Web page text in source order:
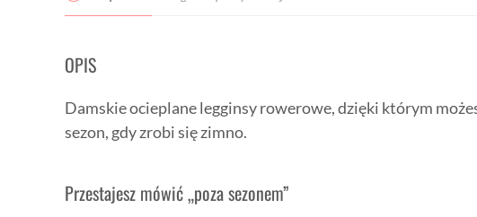
OPIS
Damskie ocieplane legginsy rowerowe, dzięki którym
sezon, gdy zrobi się zimno.
Przestajesz mówić „poza sezonem”